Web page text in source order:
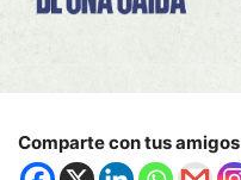
Comparte con tus amigos